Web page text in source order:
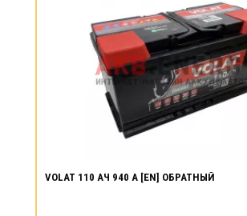
VOLAT 110 АЧ 940 А [EN] ОБРАТНЫЙ